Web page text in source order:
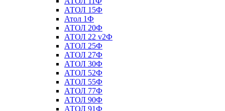
АТОЛ 15Ф
Атол 1Ф
АТОЛ 20Ф
АТОЛ 22 v2Ф
АТОЛ 25Ф
АТОЛ 27Ф
АТОЛ 30Ф
АТОЛ 52Ф
АТОЛ 55Ф
АТОЛ 77Ф
АТОЛ 90Ф
АТОЛ 91Ф